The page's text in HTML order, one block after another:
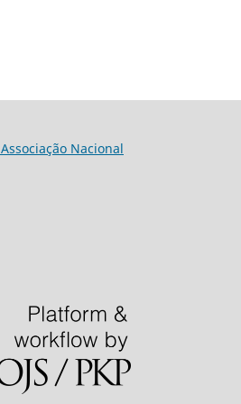
Associação Nacional